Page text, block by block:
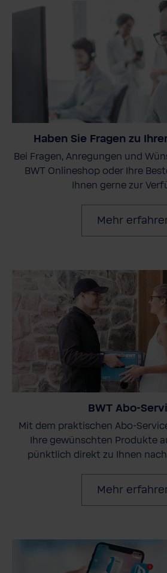
Haben Sie Fragen zu
Bei Fragen, Anregungen und
BWT Onlineshop oder Ihre
Ihnen gerne zur
Mehr
BWT Abo-
Mit dem praktischen Abo-
Ihre gewünschten Produkte
pünktlich direkt zu Ihnen
Mehr